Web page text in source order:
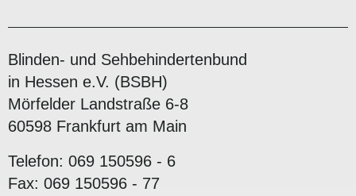
Blinden- und Sehbehindertenbund
in Hessen e.V. (BSBH)
Mörfelder Landstraße 6-8
60598 Frankfurt am Main
Telefon: 069 150596 - 6
Fax: 069 150596 - 77